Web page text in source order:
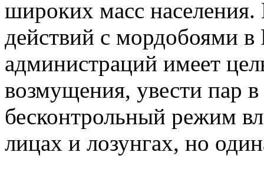
широких масс
действий с мордобоями
администраций имеет
возмущения, увести пар
бесконтрольный режим
лицах и лозунгах, но